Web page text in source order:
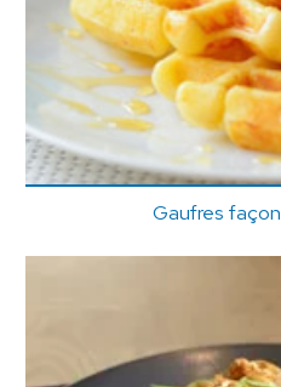
Gaufres